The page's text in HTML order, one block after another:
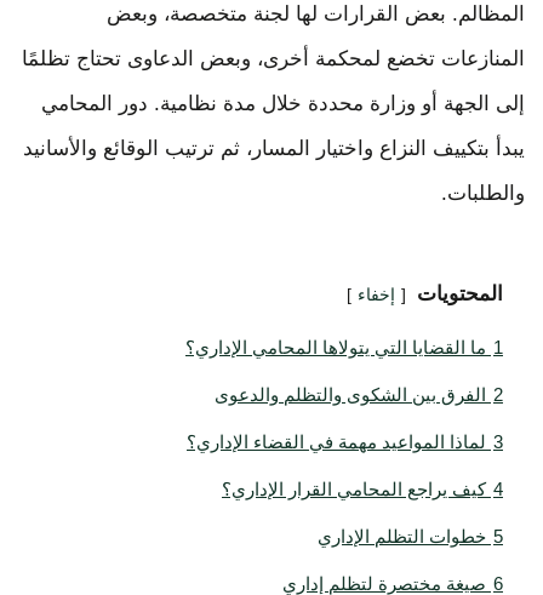
المظالم. بعض القرارات لها لجنة متخصصة، وبعض
المنازعات تخضع لمحكمة أخرى، وبعض الدعاوى تحتاج تظلمًا
إلى الجهة أو وزارة محددة خلال مدة نظامية. دور المحامي
يبدأ بتكييف النزاع واختيار المسار، ثم ترتيب الوقائع والأسانيد
والطلبات.
المحتويات إخفاء
1 ما القضايا التي يتولاها المحامي الإداري؟
2 الفرق بين الشكوى والتظلم والدعوى
3 لماذا المواعيد مهمة في القضاء الإداري؟
4 كيف يراجع المحامي القرار الإداري؟
5 خطوات التظلم الإداري
6 صيغة مختصرة لتظلم إداري